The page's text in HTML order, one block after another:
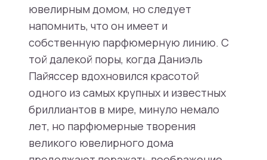
ювелирным домом, но следует
напомнить, что он имеет и
собственную парфюмерную линию. С
той далекой поры, когда Даниэль
Пайяссер вдохновился красотой
одного из самых крупных и известных
бриллиантов в мире, минуло немало
лет, но парфюмерные творения
великого ювелирного дома